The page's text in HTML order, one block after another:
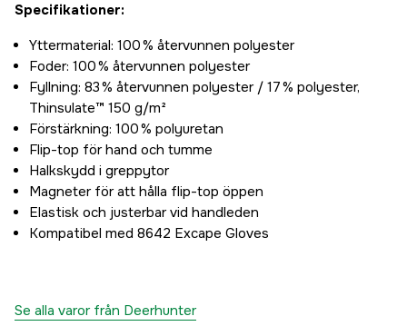
Specifikationer:
Yttermaterial: 100 % återvunnen polyester
Foder: 100 % återvunnen polyester
Fyllning: 83 % återvunnen polyester / 17 % polyester,
Thinsulate™ 150 g/m²
Förstärkning: 100 % polyuretan
Flip-top för hand och tumme
Halkskydd i greppytor
Magneter för att hålla flip-top öppen
Elastisk och justerbar vid handleden
Kompatibel med 8642 Excape Gloves
Se alla varor från Deerhunter